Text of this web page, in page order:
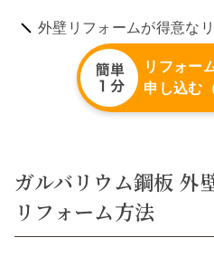
外壁リフォームが得意な
リフォー
申し込む
ガルバリウム鋼板 外
リフォーム方法